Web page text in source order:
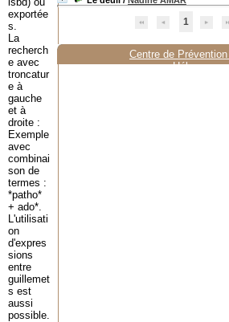
1
Centre de
exportée
s.
La
recherch
e avec
troncatur
e à
gauche
et à
droite :
Exemple
avec
combinai
son de
termes :
*patho*
+ ado*.
L'utilisati
on
d'expres
sions
entre
guillemet
s est
aussi
possible.